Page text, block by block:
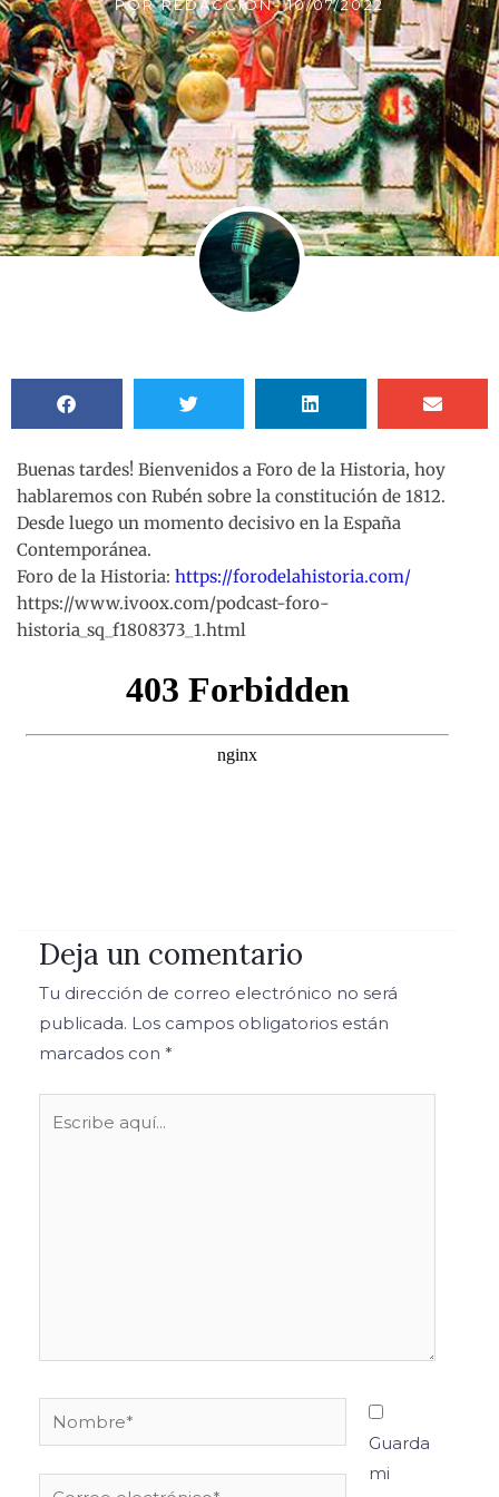
PORREDACCIÓN- 10/07/2022
Buenas tardes! Bienvenidos a Foro de la Historia, hoy
hablaremos con Rubén sobre la constitución de 1812.
Desde luego un momento decisivo en la España
Contemporánea.
Foro de la Historia: https://forodelahistoria.com/
https://www.ivoox.com/podcast-foro-
historia_sq_f1808373_1.html
Deja un comentario
Tu dirección de correo electrónico no será
publicada. Los campos obligatorios están
marcados con *
Nombre*
Correo
Guarda
mi